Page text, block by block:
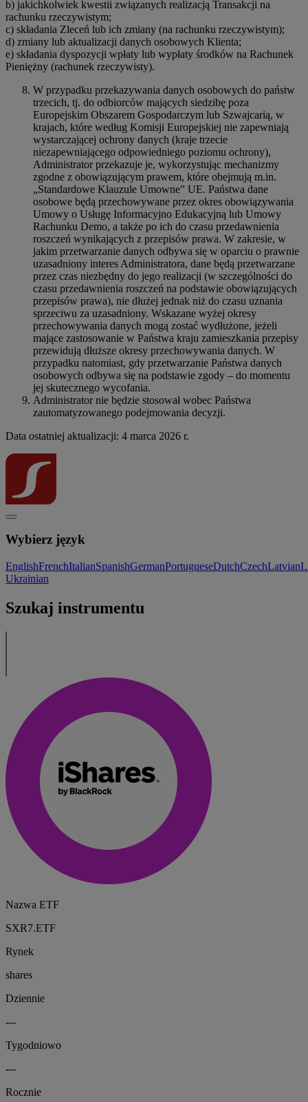
b) jakichkolwiek kwestii związanych realizacją Transakcji na
rachunku rzeczywistym;
c) składania Zleceń lub ich zmiany (na rachunku rzeczywistym);
d) zmiany lub aktualizacji danych osobowych Klienta;
e) składania dyspozycji wpłaty lub wypłaty środków na Rachunek
Pieniężny (rachunek rzeczywisty).
W przypadku przekazywania danych osobowych do państw
trzecich, tj. do odbiorców mających siedzibę poza
Europejskim Obszarem Gospodarczym lub Szwajcarią, w
krajach, które według Komisji Europejskiej nie zapewniają
wystarczającej ochrony danych (kraje trzecie
niezapewniającego odpowiedniego poziomu ochrony),
Administrator przekazuje je, wykorzystując mechanizmy
zgodne z obowiązującym prawem, które obejmują m.in.
„Standardowe Klauzule Umowne” UE. Państwa dane
osobowe będą przechowywane przez okres obowiązywania
Umowy o Usługę Informacyjno Edukacyjną lub Umowy
Rachunku Demo, a także po ich do czasu przedawnienia
roszczeń wynikających z przepisów prawa. W zakresie, w
jakim przetwarzanie danych odbywa się w oparciu o prawnie
uzasadniony interes Administratora, dane będą przetwarzane
przez czas niezbędny do jego realizacji (w szczególności do
czasu przedawnienia roszczeń na podstawie obowiązujących
przepisów prawa), nie dłużej jednak niż do czasu uznania
sprzeciwu za uzasadniony. Wskazane wyżej okresy
przechowywania danych mogą zostać wydłużone, jeżeli
mające zastosowanie w Państwa kraju zamieszkania przepisy
przewidują dłuższe okresy przechowywania danych. W
przypadku natomiast, gdy przetwarzanie Państwa danych
osobowych odbywa się na podstawie zgody – do momentu
jej skutecznego wycofania.
Administrator nie będzie stosował wobec Państwa
zautomatyzowanego podejmowania decyzji.
Data ostatniej aktualizacji: 4 marca 2026 r.
Wybierz język
EnglishFrenchItalianSpanishGermanPortugueseDutchCzechLatvian
Ukrainian
Szukaj instrumentu
Nazwa ETF
SXR7.ETF
Rynek
shares
Dziennie
---
Tygodniowo
---
Rocznie